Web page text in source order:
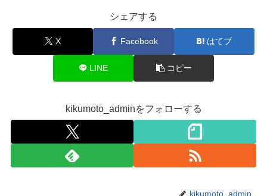
シェアする
X Facebook はてブ
LINE コピー
kikumoto_adminをフォローする
kikumoto_admin